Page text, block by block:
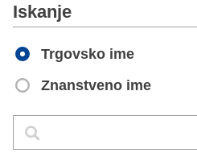
Iskanje
Trgovsko ime
Znanstveno ime